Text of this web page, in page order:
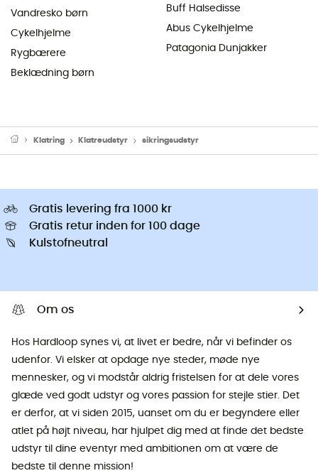
Vandresko børn
Cykelhjelme
Rygbærere
Beklædning børn
Buff Halsedisse
Abus Cykelhjelme
Patagonia Dunjakker
Klatring Klatreudstyr sikringsudstyr
Gratis levering fra 1000 kr
Gratis retur inden for 100 dage
Kulstofneutral
Om os
Hos Hardloop synes vi, at livet er bedre, når vi befinder os
udenfor. Vi elsker at opdage nye steder, møde nye
mennesker, og vi modstår aldrig fristelsen for at dele vores
glæde ved godt udstyr og vores passion for stejle stier. Det
er derfor, at vi siden 2015, uanset om du er begyndere eller
atlet på højt niveau, har hjulpet dig med at finde det bedste
udstyr til dine eventyr med ambitionen om at være de
bedste til denne mission!